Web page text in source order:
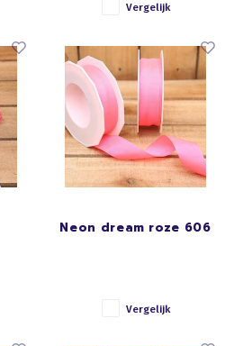
Vergelijk
Neon dream roze 606
Vergelijk